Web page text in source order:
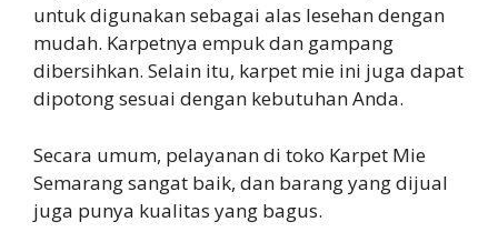
untuk digunakan sebagai alas lesehan dengan
mudah. Karpetnya empuk dan gampang
dibersihkan. Selain itu, karpet mie ini juga dapat
dipotong sesuai dengan kebutuhan Anda.
Secara umum, pelayanan di toko Karpet Mie
Semarang sangat baik, dan barang yang dijual
juga punya kualitas yang bagus.